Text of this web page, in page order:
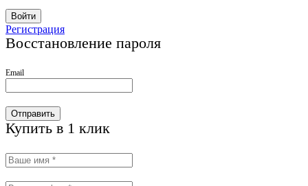
Войти
Регистрация
Восстановление пароля
Email
Отправить
Купить в 1 клик